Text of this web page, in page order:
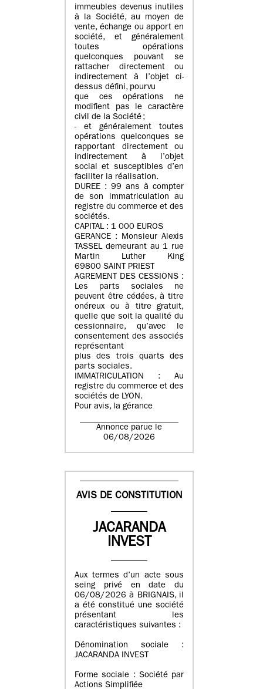
immeubles devenus inutiles
à la Société, au moyen de
vente, échange ou apport en
société, et généralement
toutes opérations
quelconques pouvant se
rattacher directement ou
indirectement à l’objet ci-
dessus défini, pourvu
que ces opérations ne
modifient pas le caractère
civil de la Société ;
- et généralement toutes
opérations quelconques se
rapportant directement ou
indirectement à l’objet
social et susceptibles d’en
faciliter la réalisation.
DUREE : 99 ans à compter
de son immatriculation au
registre du commerce et des
sociétés.
CAPITAL : 1 000 EUROS
GERANCE : Monsieur Alexis
TASSEL demeurant au 1 rue
Martin Luther King
69800 SAINT PRIEST
AGREMENT DES CESSIONS :
Les parts sociales ne
peuvent être cédées, à titre
onéreux ou à titre gratuit,
quelle que soit la qualité du
cessionnaire, qu’avec le
consentement des associés
représentant
plus des trois quarts des
parts sociales.
IMMATRICULATION : Au
registre du commerce et des
sociétés de LYON.
Pour avis, la gérance
Annonce parue le
06/08/2026
AVIS DE CONSTITUTION
JACARANDA
INVEST
Aux termes d’un acte sous
seing privé en date du
06/08/2026 à BRIGNAIS, il
a été constitué une société
présentant les
caractéristiques suivantes :
Dénomination sociale :
JACARANDA INVEST
Forme sociale : Société par
Actions Simplifiée